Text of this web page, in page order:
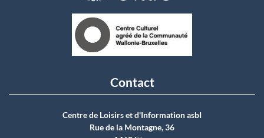
Contact
Centre de Loisirs et d'Information asbI
Rue de la Montagne, 36